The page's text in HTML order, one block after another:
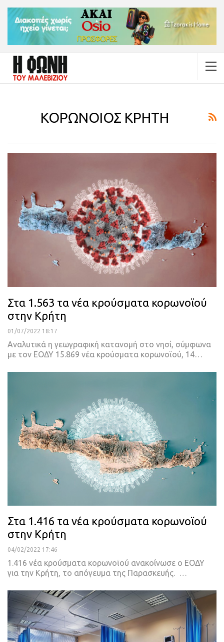
ΚΟΡΩΝΟΙΟΣ ΚΡΗΤΗ
Στα 1.563 τα νέα κρούσματα κορωνοϊού
στην Κρήτη
01/07/2022 18:17
Αναλυτικά η γεωγραφική κατανομή στο νησί, σύμφωνα
με τον ΕΟΔΥ 15.869 νέα κρούσματα κορωνοϊού, 14…
Στα 1.416 τα νέα κρούσματα κορωνοϊού
στην Κρήτη
04/02/2022 17:46
1.416 νέα κρούσματα κορωνοϊού ανακοίνωσε ο ΕΟΔΥ
για την Κρήτη, το απόγευμα της Παρασκευής. …